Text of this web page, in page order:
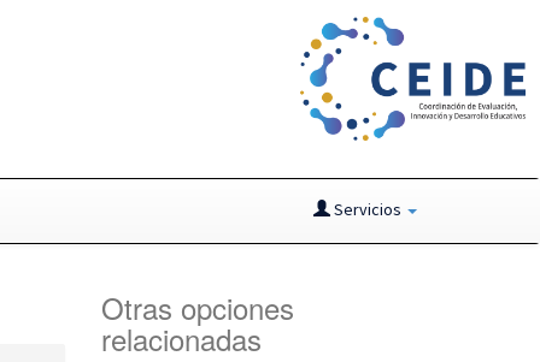
Servicios
Otras opciones
relacionadas